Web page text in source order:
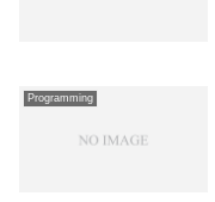
Programming